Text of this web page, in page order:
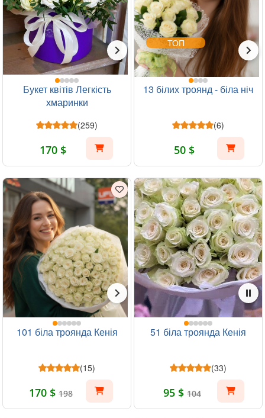
Букет квітів Легкість
хмаринки
(259)
170 $
ТОП
13 білих троянд - біла ніч
(6)
50 $
101 біла троянда Кенія
(15)
170 $ 198
51 біла троянда Кенія
(33)
95 $ 104